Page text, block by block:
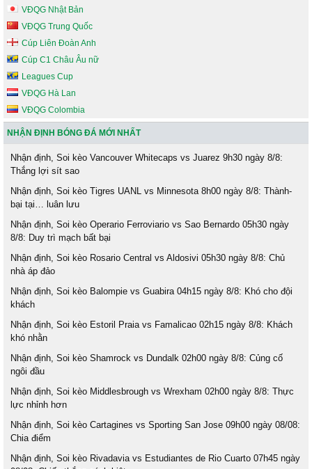
VĐQG Nhật Bản
VĐQG Trung Quốc
Cúp Liên Đoàn Anh
Cúp C1 Châu Âu nữ
Leagues Cup
VĐQG Hà Lan
VĐQG Colombia
NHẬN ĐỊNH BÓNG ĐÁ MỚI NHẤT
Nhận định, Soi kèo Vancouver Whitecaps vs Juarez 9h30 ngày 8/8:
Thắng lợi sít sao
Nhận định, Soi kèo Tigres UANL vs Minnesota 8h00 ngày 8/8: Thành-
bại tại… luân lưu
Nhận định, Soi kèo Operario Ferroviario vs Sao Bernardo 05h30 ngày
8/8: Duy trì mạch bất bại
Nhận định, Soi kèo Rosario Central vs Aldosivi 05h30 ngày 8/8: Chủ
nhà áp đảo
Nhận định, Soi kèo Balompie vs Guabira 04h15 ngày 8/8: Khó cho đội
khách
Nhận định, Soi kèo Estoril Praia vs Famalicao 02h15 ngày 8/8: Khách
khó nhằn
Nhận định, Soi kèo Shamrock vs Dundalk 02h00 ngày 8/8: Củng cố
ngôi đầu
Nhận định, Soi kèo Middlesbrough vs Wrexham 02h00 ngày 8/8: Thực
lực nhỉnh hơn
Nhận định, Soi kèo Cartagines vs Sporting San Jose 09h00 ngày 08/08:
Chia điểm
Nhận định, Soi kèo Rivadavia vs Estudiantes de Rio Cuarto 07h45 ngày